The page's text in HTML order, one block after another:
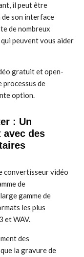
il peut être
son interface
de nombreux
peuvent vous aider
gratuit et open-
de
option.
: Un
des
convertisseur vidéo
de
gamme de
les plus
et WAV.
des
la gravure de